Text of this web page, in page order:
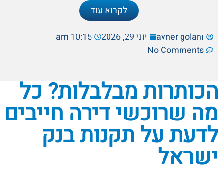
לקרוא עוד
avner golani יוני 29, 2026
10:15 am
No Comments
הכותרות מבלבלות? כל
מה שרוכשי דירה חייבים
לדעת על תקנות בנק
ישראל